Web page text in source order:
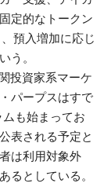
定的なトークン
預入増加に応じ
う。
投資家系マーケ
パープスはすで
も始まってお
表される予定と
は利用対象外
るとしている。